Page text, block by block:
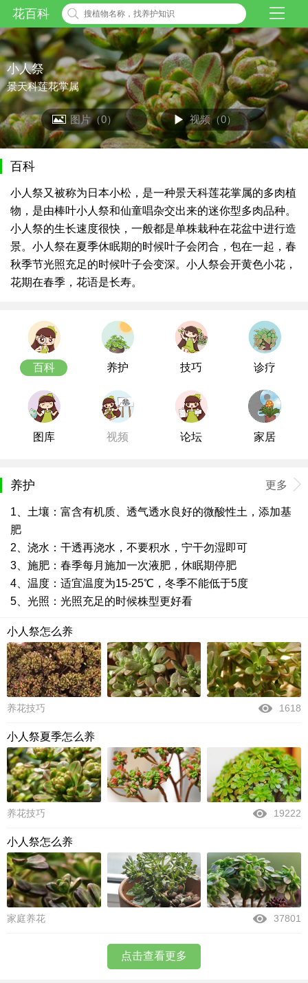
花百科
小人祭
景天科莲花掌属
图片（0） 视频（0）
百科
小人祭又被称为日本小松，是一种景天科莲花掌属的多肉植
物，是由棒叶小人祭和仙童唱杂交出来的迷你型多肉品种。
小人祭的生长速度很快，一般都是单株栽种在花盆中进行造
景。小人祭在夏季休眠期的时候叶子会闭合，包在一起，春
秋季节光照充足的时候叶子会变深。小人祭会开黄色小花，
花期在春季，花语是长寿。
百科 养护 技巧 诊疗
图库 视频 论坛 家居
养护 更多
1、土壤：富含有机质、透气透水良好的微酸性土，添加基
肥
2、浇水：干透再浇水，不要积水，宁干勿湿即可
3、施肥：春季每月施加一次液肥，休眠期停肥
4、温度：适宜温度为15-25℃，冬季不能低于5度
5、光照：光照充足的时候株型更好看
小人祭怎么养
养花技巧 1618
小人祭夏季怎么养
养花技巧 19222
小人祭怎么养
家庭养花 37801
点击查看更多